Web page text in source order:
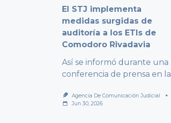
El STJ implementa
medidas surgidas de
auditoría a los ETIs de
Comodoro Rivadavia
Así se informó durante una
conferencia de prensa en la
Agencia De Comunicación Judicial
Jun 30, 2026